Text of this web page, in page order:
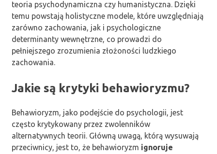
teoria psychodynamiczna czy humanistyczna. Dzięki
temu powstają holistyczne modele, które uwzględniają
zarówno zachowania, jak i psychologiczne
determinanty wewnętrzne, co prowadzi do
pełniejszego zrozumienia złożoności ludzkiego
zachowania.
Jakie są krytyki behawioryzmu?
Behawioryzm, jako podejście do psychologii, jest
często krytykowany przez zwolenników
alternatywnych teorii. Główną uwagą, którą wysuwają
przeciwnicy, jest to, że behawioryzm ignoruje